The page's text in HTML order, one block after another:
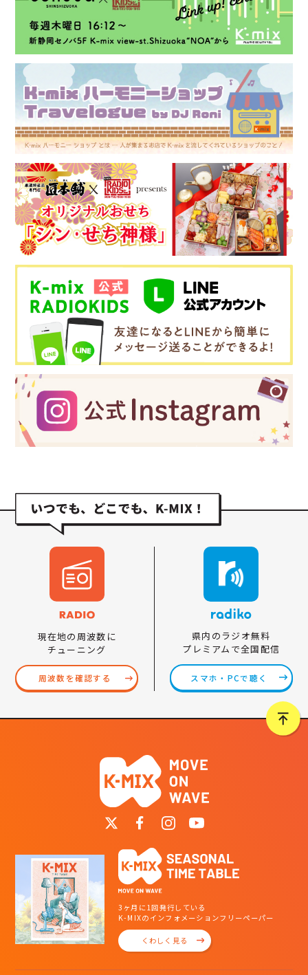
現在地の周波数に
チューニング
周波数を確認する
県内のラジオ無料
プレミアムで全国配信
スマホ・PCで聴く
3ヶ月に1回発行している
K-MIXのインフォメーションフリーペーパー
くわしく見る